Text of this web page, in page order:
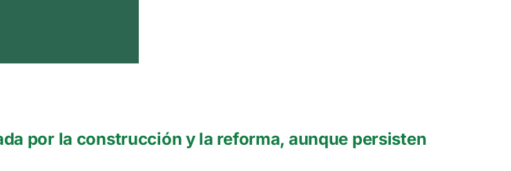
por la construcción y la reforma, aunque persisten